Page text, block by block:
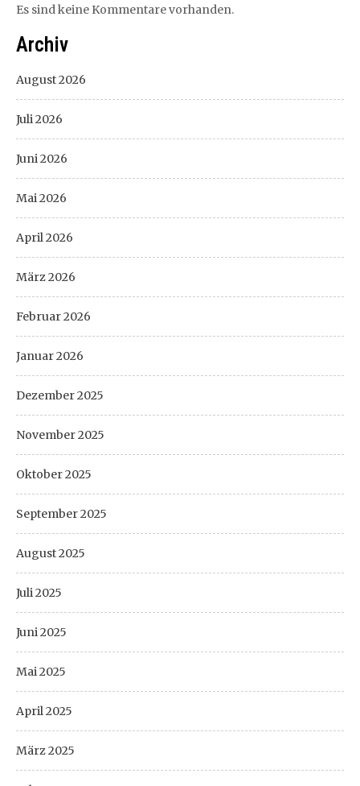
Es sind keine Kommentare vorhanden.
Archiv
August 2026
Juli 2026
Juni 2026
Mai 2026
April 2026
März 2026
Februar 2026
Januar 2026
Dezember 2025
November 2025
Oktober 2025
September 2025
August 2025
Juli 2025
Juni 2025
Mai 2025
April 2025
März 2025